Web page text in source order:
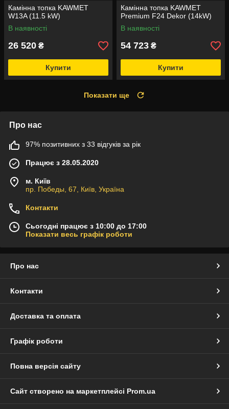
Камінна топка KAWMET
W13A (11.5 kW)
В наявності
26 520 ₴
Купити
Камінна топка KAWMET
Premium F24 Dekor (14kW)
В наявності
54 723 ₴
Купити
Показати ще
Про нас
97% позитивних з 33 відгуків за рік
Працює з 28.05.2020
м. Київ
пр. Победы, 67, Київ, Україна
Контакти
Сьогодні працює з 10:00 до 17:00
Показати весь графік роботи
Про нас
Контакти
Доставка та оплата
Графік роботи
Повна версія сайту
Сайт створено на маркетплейсі Prom.ua